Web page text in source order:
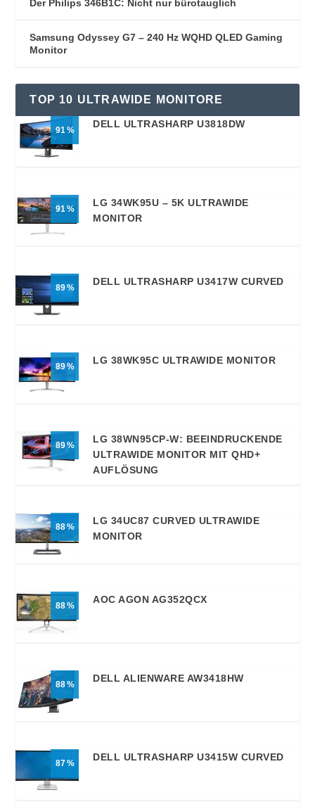
Der Philips 346B1C: Nicht nur bürotauglich
Samsung Odyssey G7 – 240 Hz WQHD QLED Gaming
Monitor
TOP 10 ULTRAWIDE MONITORE
91
DELL ULTRASHARP U3818DW
91
LG 34WK95U – 5K ULTRAWIDE
MONITOR
89
DELL ULTRASHARP U3417W CURVED
89
LG 38WK95C ULTRAWIDE MONITOR
89
LG 38WN95CP-W: BEEINDRUCKENDE
ULTRAWIDE MONITOR MIT QHD+
AUFLÖSUNG
88
LG 34UC87 CURVED ULTRAWIDE
MONITOR
88
AOC AGON AG352QCX
88
DELL ALIENWARE AW3418HW
87
DELL ULTRASHARP U3415W CURVED